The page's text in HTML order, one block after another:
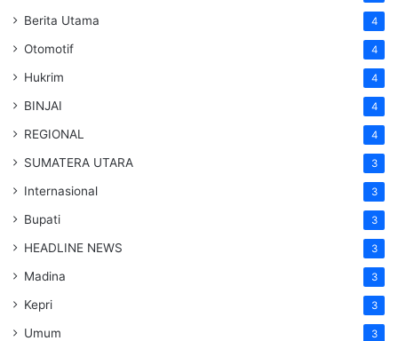
Berita Utama 4
Otomotif 4
Hukrim 4
BINJAI 4
REGIONAL 4
SUMATERA UTARA 3
Internasional 3
Bupati 3
HEADLINE NEWS 3
Madina 3
Kepri 3
Umum 3